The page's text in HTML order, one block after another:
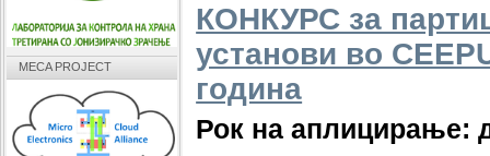
КОНКУРС за
установи во
година
Рок на аплицирање:
MECA PROJECT